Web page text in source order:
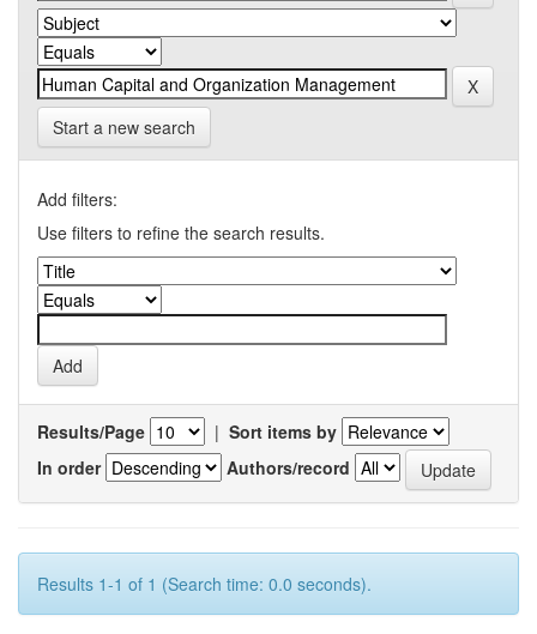
Start a new search
Add filters:
Use filters to refine the search results.
Results/Page | Sort items by
In order
Authors/record
Results 1-1 of 1 (Search time: 0.0 seconds).